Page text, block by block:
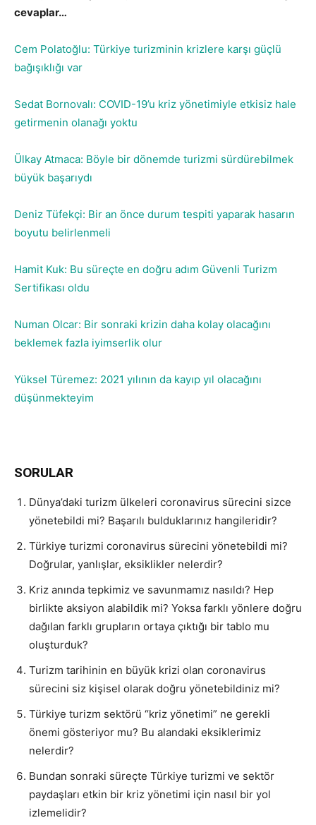
cevaplar…
Cem Polatoğlu: Türkiye turizminin krizlere karşı güçlü
bağışıklığı var
Sedat Bornovalı: COVID-19’u kriz yönetimiyle etkisiz hale
getirmenin olanağı yoktu
Ülkay Atmaca: Böyle bir dönemde turizmi sürdürebilmek
büyük başarıydı
Deniz Tüfekçi: Bir an önce durum tespiti yaparak hasarın
boyutu belirlenmeli
Hamit Kuk: Bu süreçte en doğru adım Güvenli Turizm
Sertifikası oldu
Numan Olcar: Bir sonraki krizin daha kolay olacağını
beklemek fazla iyimserlik olur
Yüksel Türemez: 2021 yılının da kayıp yıl olacağını
düşünmekteyim
SORULAR
Dünya’daki turizm ülkeleri coronavirus sürecini sizce
yönetebildi mi? Başarılı bulduklarınız hangileridir?
Türkiye turizmi coronavirus sürecini yönetebildi mi?
Doğrular, yanlışlar, eksiklikler nelerdir?
Kriz anında tepkimiz ve savunmamız nasıldı? Hep
birlikte aksiyon alabildik mi? Yoksa farklı yönlere doğru
dağılan farklı grupların ortaya çıktığı bir tablo mu
oluşturduk?
Turizm tarihinin en büyük krizi olan coronavirus
sürecini siz kişisel olarak doğru yönetebildiniz mi?
Türkiye turizm sektörü “kriz yönetimi” ne gerekli
önemi gösteriyor mu? Bu alandaki eksiklerimiz
nelerdir?
Bundan sonraki süreçte Türkiye turizmi ve sektör
paydaşları etkin bir kriz yönetimi için nasıl bir yol
izlemelidir?